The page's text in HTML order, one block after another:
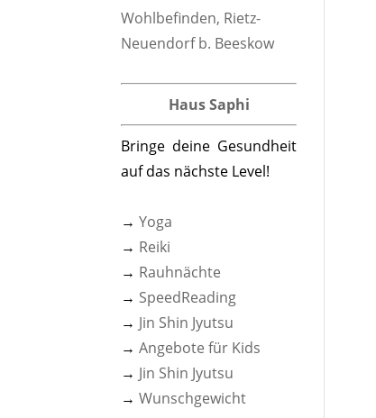
Haus Saphi
Bringe deine Gesundheit
auf das nächste Level!
→Yoga
→ Reiki
→ Rauhnächte
→ SpeedReading
→ Jin Shin Jyutsu
→Angebote für Kids
→ Jin Shin Jyutsu
→Wunschgewicht